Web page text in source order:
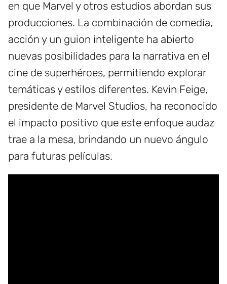
en que Marvel y otros estudios abordan sus
producciones. La combinación de comedia,
acción y un guion inteligente ha abierto
nuevas posibilidades para la narrativa en el
cine de superhéroes, permitiendo explorar
temáticas y estilos diferentes. Kevin Feige,
presidente de Marvel Studios, ha reconocido
el impacto positivo que este enfoque audaz
trae a la mesa, brindando un nuevo ángulo
para futuras películas.